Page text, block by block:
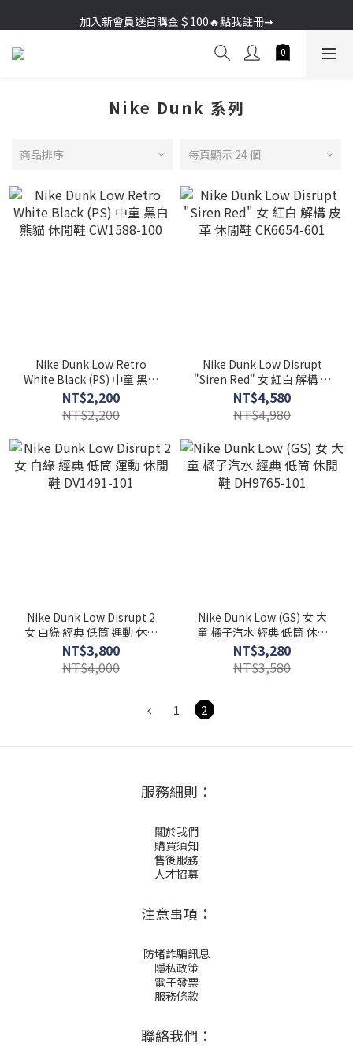
加入新會員送首購金＄100🔥點我註冊➞
加入新會員送首購金＄100🔥點我註冊➞
Nike Dunk 系列
商品排序 每頁顯示 24 個
Nike Dunk Low Retro
White Black (PS) 中童 黑白
熊貓 休閒鞋 CW1588-100
NT$2,200
NT$2,200
Nike Dunk Low Disrupt
"Siren Red" 女 紅白 解構 皮
革 休閒鞋 CK6654-601
NT$4,580
NT$4,980
Nike Dunk Low Disrupt 2
女 白綠 經典 低筒 運動 休閒
鞋 DV1491-101
NT$3,800
NT$4,000
Nike Dunk Low (GS) 女 大
童 橘子汽水 經典 低筒 休閒
鞋 DH9765-101
NT$3,280
NT$3,580
1 2
服務細則：
關於我們
購買須知
售後服務
人才招募
注意事項：
防堵詐騙訊息
隱私政策
電子發票
服務條款
聯絡我們：